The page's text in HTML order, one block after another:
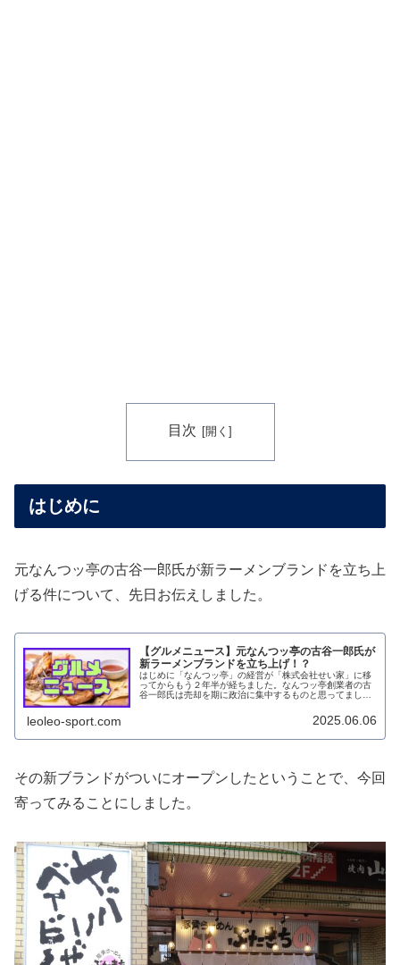
目次
はじめに
元なんつッ亭の古谷一郎氏が新ラーメンブランドを立ち上
げる件について、先日お伝えしました。
【グルメニュース】元なんつッ亭の古谷一郎氏が
新ラーメンブランドを立ち上げ！？
はじめに「なんつッ亭」の経営が「株式会社せい家」に移
ってからもう２年半が経ちました。なんつッ亭創業者の古
谷一郎氏は売却を期に政治に集中するものと思ってました
leoleo-sport.com 2025.06.06
その新ブランドがついにオープンしたということで、今回
寄ってみることにしました。